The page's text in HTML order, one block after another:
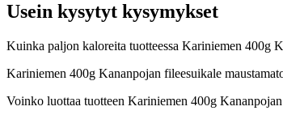
Usein kysytyt kysymykset
Kuinka paljon kaloreita tuotteessa Kariniemen 400g
Kariniemen 400g Kananpojan fileesuikale
Voinko luottaa tuotteen Kariniemen 400g